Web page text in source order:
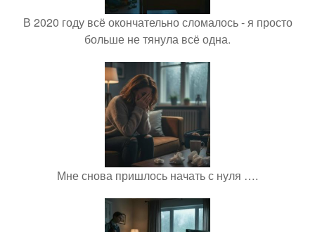
В 2020 году всё окончательно сломалось - я просто
больше не тянула всё одна.
Мне снова пришлось начать с нуля ….